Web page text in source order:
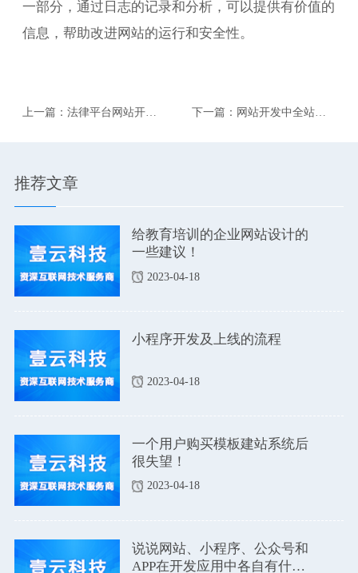
一部分，通过日志的记录和分析，可以提供有价值的
信息，帮助改进网站的运行和安全性。
上一篇：法律平台网站开发
下一篇：网站开发中全站搜
推荐文章
给教育培训的企业网站设计的
一些建议！
2023-04-18
小程序开发及上线的流程
2023-04-18
一个用户购买模板建站系统后
很失望！
2023-04-18
说说网站、小程序、公众号和
APP在开发应用中各自有什么